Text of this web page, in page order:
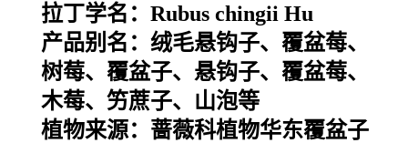
拉丁学名： Rubus chingii Hu
产品别名： 绒毛悬钩子、覆盆莓、
树莓、覆盆子、悬钩子、覆盆莓、
木莓、竻蔗子、山泡等
植物来源： 蔷薇科植物华东覆盆子